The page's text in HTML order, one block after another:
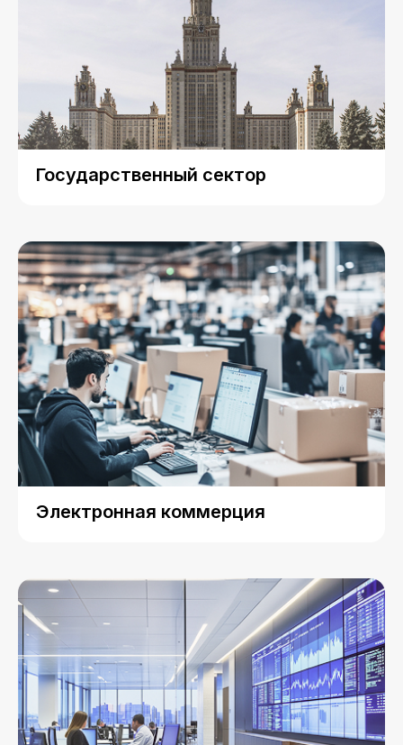
Государственный сектор
Электронная коммерция